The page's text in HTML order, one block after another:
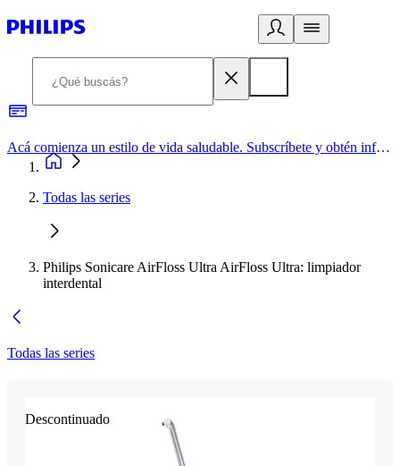
Acá comienza un estilo de vida saludable. Subscríbete y obtén información de primera mano
Todas las series
Philips Sonicare AirFloss Ultra AirFloss Ultra: limpiador
interdental
Todas las series
Descontinuado